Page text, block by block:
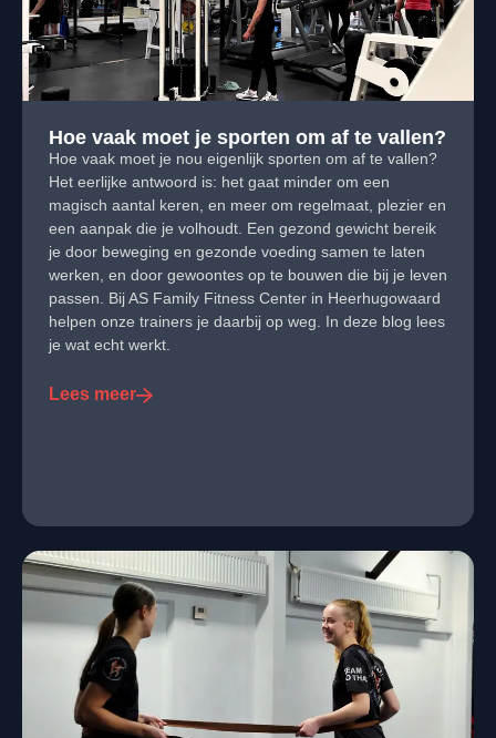
Hoe vaak moet je sporten om af te vallen?
Hoe vaak moet je nou eigenlijk sporten om af te vallen?
Het eerlijke antwoord is: het gaat minder om een
magisch aantal keren, en meer om regelmaat, plezier en
een aanpak die je volhoudt. Een gezond gewicht bereik
je door beweging en gezonde voeding samen te laten
werken, en door gewoontes op te bouwen die bij je leven
passen. Bij AS Family Fitness Center in Heerhugowaard
helpen onze trainers je daarbij op weg. In deze blog lees
je wat echt werkt.
Lees meer